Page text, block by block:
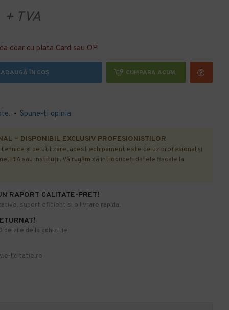
- Spune-ţi opinia
+ TVA
doar cu plata Card sau OP
ADAUGĂ ÎN COŞ CUMPARA ACUM
RAPORT CALITATE-PRET!
suport eficient si o livrare rapida!
de zile de la achizitie
licitatie.ro
– DISPONIBIL EXCLUSIV PROFESIONISTILOR
și de utilizare, acest echipament este de uz profesional și
PFA sau instituții. Vă rugăm să introduceți datele fiscale la